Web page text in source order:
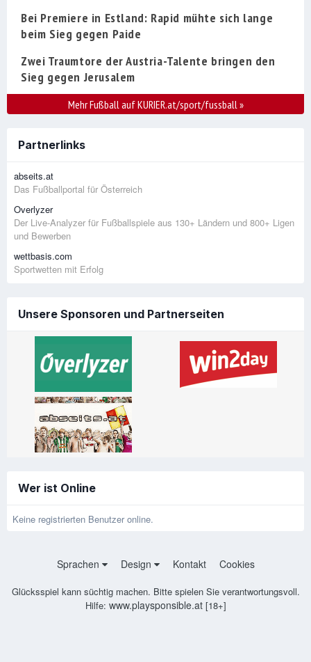
Bei Premiere in Estland: Rapid mühte sich lange
beim Sieg gegen Paide
Zwei Traumtore der Austria-Talente bringen den
Sieg gegen Jerusalem
Mehr Fußball auf KURIER.at/sport/fussball»
Partnerlinks
abseits.at
Das Fußballportal für Österreich
Overlyzer
Der Live-Analyzer für Fußballspiele aus 130+ Ländern und 800+ Ligen
und Bewerben
wettbasis.com
Sportwetten mit Erfolg
Unsere Sponsoren und Partnerseiten
Wer ist Online
Keine registrierten Benutzer online.
Sprachen Design Kontakt Cookies
Glücksspiel kann süchtig machen. Bitte spielen Sie verantwortungsvoll.
Hilfe: www.playsponsible.at[18+]